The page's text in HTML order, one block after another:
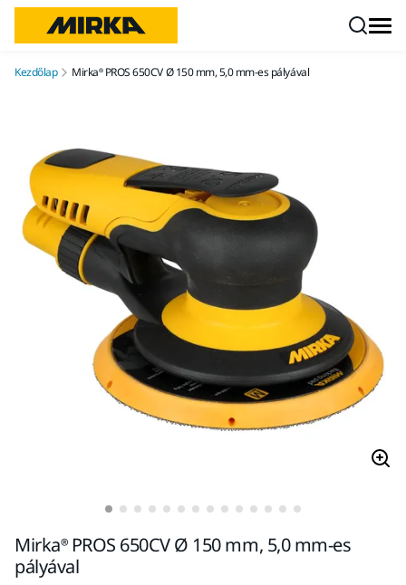
Kezdőlap Mirka® PROS 650CV Ø 150 mm, 5,0 mm-es pályával
Mirka® PROS 650CV Ø 150 mm, 5,0 mm-es
pályával